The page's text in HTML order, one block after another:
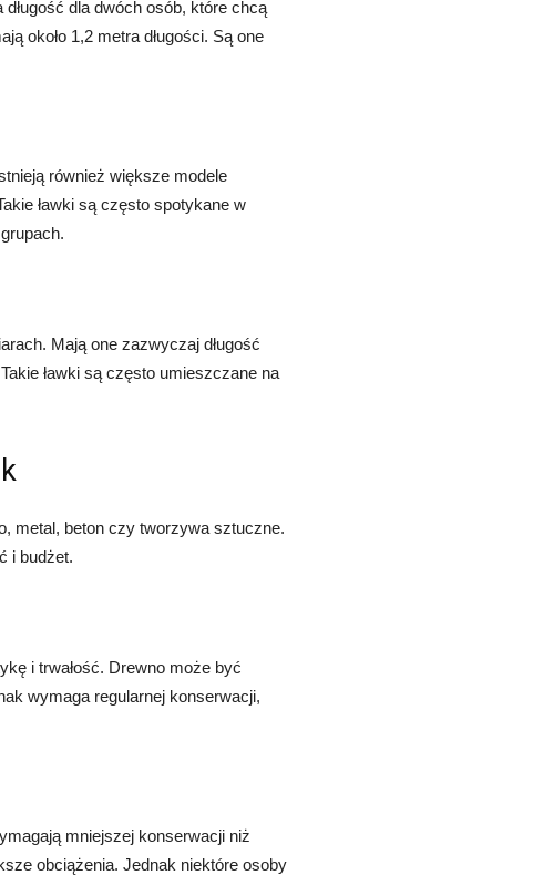
długość dla dwóch osób, które chcą
około 1,2 metra długości. Są one
również większe modele
ławki są często spotykane w
Mają one zazwyczaj długość
ławki są często umieszczane na
metal, beton czy tworzywa sztuczne.
i budżet.
i trwałość. Drewno może być
wymaga regularnej konserwacji,
mniejszej konserwacji niż
obciążenia. Jednak niektóre osoby